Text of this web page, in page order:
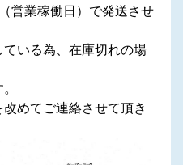
営業稼働日）で発送させ
いる為、在庫切れの場
めてご連絡させて頂き